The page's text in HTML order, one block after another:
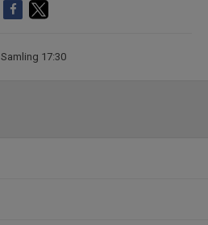
Samling 17:30